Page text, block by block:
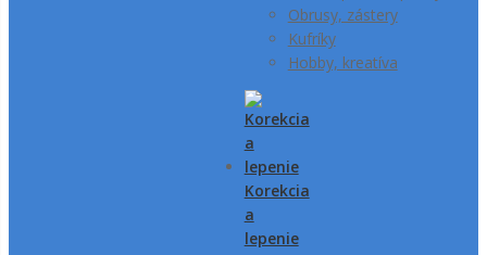
Obrusy, zástery
Kufríky
Hobby, kreatíva
Korekcia
a
lepenie